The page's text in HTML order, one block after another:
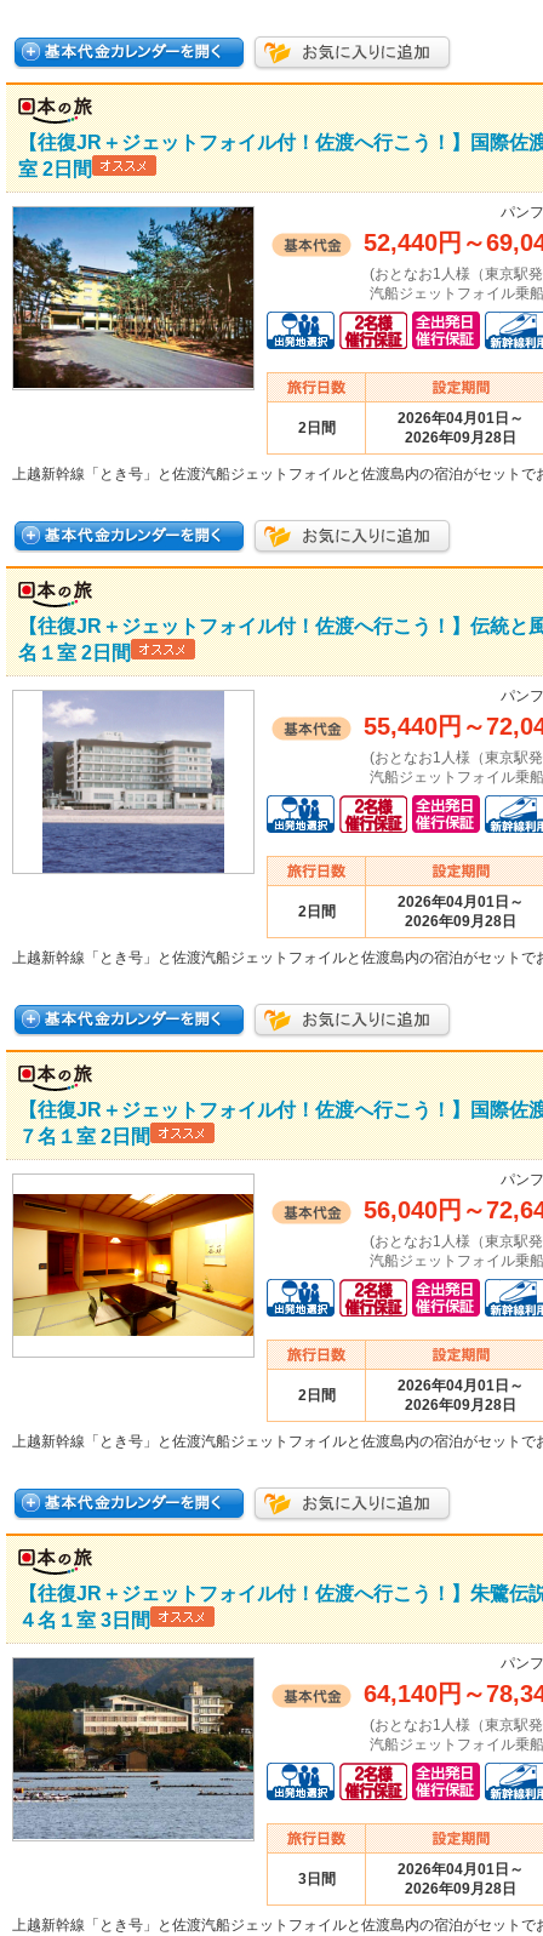
【往復JR＋ジェットフォイル付！佐渡へ行こう！】国際
室 2日間
パン
52,440円 ～
(おとなお1人様（東京駅
汽船ジェットフォイル乗
2日間
2026年04月01日～
2026年09月28日
上越新幹線「とき号」と佐渡汽船ジェットフォイルと佐渡島内の宿泊がセットで
【往復JR＋ジェットフォイル付！佐渡へ行こう！】伝
名１室 2日間
パン
55,440円 ～
(おとなお1人様（東京駅
汽船ジェットフォイル乗
2日間
2026年04月01日～
2026年09月28日
上越新幹線「とき号」と佐渡汽船ジェットフォイルと佐渡島内の宿泊がセットで
【往復JR＋ジェットフォイル付！佐渡へ行こう！】国
７名１室 2日間
パン
56,040円 ～
(おとなお1人様（東京駅
汽船ジェットフォイル乗
2日間
2026年04月01日～
2026年09月28日
上越新幹線「とき号」と佐渡汽船ジェットフォイルと佐渡島内の宿泊がセットで
【往復JR＋ジェットフォイル付！佐渡へ行こう！】朱
４名１室 3日間
パン
64,140円 ～
(おとなお1人様（東京駅
汽船ジェットフォイル乗
3日間
2026年04月01日～
2026年09月28日
上越新幹線「とき号」と佐渡汽船ジェットフォイルと佐渡島内の宿泊がセットで